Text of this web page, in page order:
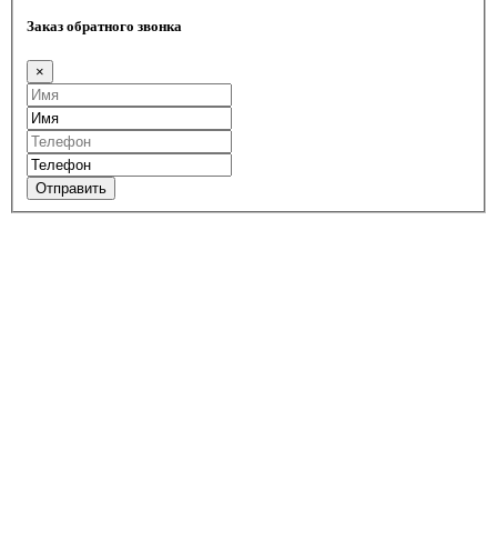
Заказ обратного звонка
×
Отправить